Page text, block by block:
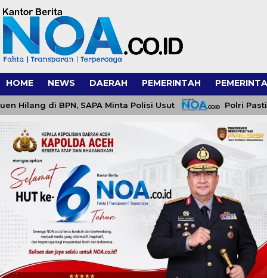
HOME NEWS DAERAH PEMERINTAH
di BPN, SAPA Minta Polisi Usut Polri Pastikan